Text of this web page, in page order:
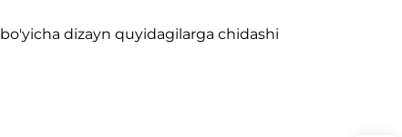
bo'yicha dizayn quyidagilarga chidashi